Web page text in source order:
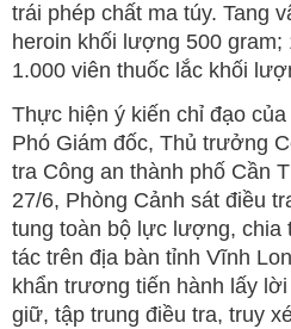
trái phép chất ma túy. Tang
heroin khối lượng 500 gram;
1.000 viên thuốc lắc khối
Thực hiện ý kiến chỉ đạo
Phó Giám đốc, Thủ trưởng
tra Công an thành phố Cần
27/6, Phòng Cảnh sát điều
tung toàn bộ lực lượng, chia
tác trên địa bàn tỉnh Vĩnh
khẩn trương tiến hành lấy
giữ, tập trung điều tra, truy